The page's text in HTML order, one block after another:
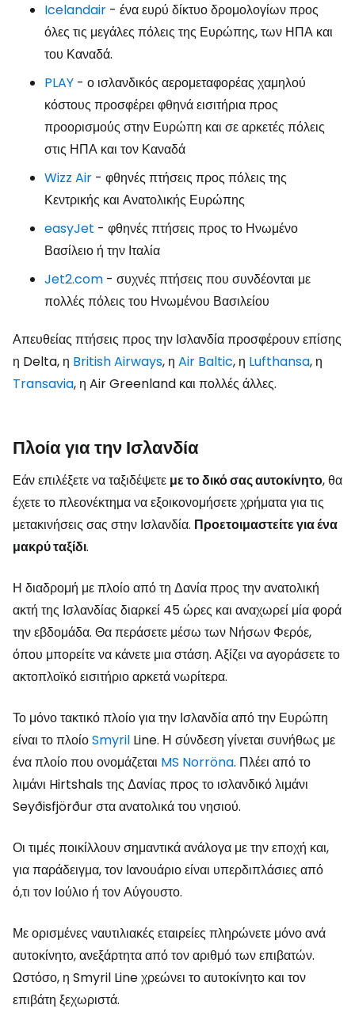
Icelandair - ένα ευρύ δίκτυο δρομολογίων προς
όλες τις μεγάλες πόλεις της Ευρώπης, των ΗΠΑ και
του Καναδά.
PLAY - ο ισλανδικός αερομεταφορέας χαμηλού
κόστους προσφέρει φθηνά εισιτήρια προς
προορισμούς στην Ευρώπη και σε αρκετές πόλεις
στις ΗΠΑ και τον Καναδά
Wizz Air - φθηνές πτήσεις προς πόλεις της
Κεντρικής και Ανατολικής Ευρώπης
easyJet - φθηνές πτήσεις προς το Ηνωμένο
Βασίλειο ή την Ιταλία
Jet2.com - συχνές πτήσεις που συνδέονται με
πολλές πόλεις του Ηνωμένου Βασιλείου
Απευθείας πτήσεις προς την Ισλανδία προσφέρουν επίσης
η Delta, η British Airways, η Air Baltic, η Lufthansa, η
Transavia, η Air Greenland και πολλές άλλες.
Πλοία για την Ισλανδία
Εάν επιλέξετε να ταξιδέψετε με το δικό σας αυτοκίνητο, θα
έχετε το πλεονέκτημα να εξοικονομήσετε χρήματα για τις
μετακινήσεις σας στην Ισλανδία. Προετοιμαστείτε για ένα
μακρύ ταξίδι.
Η διαδρομή με πλοίο από τη Δανία προς την ανατολική
ακτή της Ισλανδίας διαρκεί 45 ώρες και αναχωρεί μία φορά
την εβδομάδα. Θα περάσετε μέσω των Νήσων Φερόε,
όπου μπορείτε να κάνετε μια στάση. Αξίζει να αγοράσετε το
ακτοπλοϊκό εισιτήριο αρκετά νωρίτερα.
Το μόνο τακτικό πλοίο για την Ισλανδία από την Ευρώπη
είναι το πλοίοSmyril Line. Η σύνδεση γίνεται συνήθως με
ένα πλοίο που ονομάζεται MS Norröna. Πλέει από το
λιμάνι Hirtshals της Δανίας προς το ισλανδικό λιμάνι
Seyðisfjörður στα ανατολικά του νησιού.
Οι τιμές ποικίλλουν σημαντικά ανάλογα με την εποχή και,
για παράδειγμα, τον Ιανουάριο είναι υπερδιπλάσιες από
ό,τι τον Ιούλιο ή τον Αύγουστο.
Με ορισμένες ναυτιλιακές εταιρείες πληρώνετε μόνο ανά
αυτοκίνητο, ανεξάρτητα από τον αριθμό των επιβατών.
Ωστόσο, η Smyril Line χρεώνει το αυτοκίνητο και τον
επιβάτη ξεχωριστά.